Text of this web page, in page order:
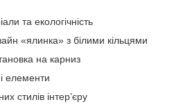
та екологічність
«ялинка» з білими кільцями
на карниз
елементи
стилів інтер’єру